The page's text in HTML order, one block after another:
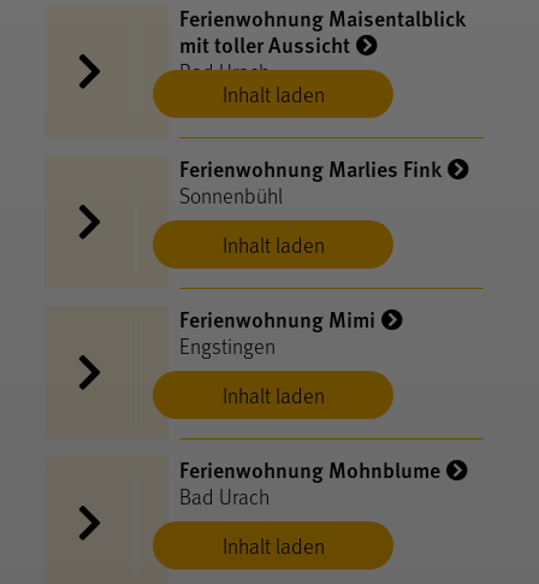
Inhalt laden
Ferienwohnung Maisentalblick
mit toller Aussicht
Bad Urach
Inhalt laden
Ferienwohnung Marlies Fink
Sonnenbühl
Inhalt laden
Ferienwohnung Mimi
Engstingen
Inhalt laden
Ferienwohnung Mohnblume
Bad Urach